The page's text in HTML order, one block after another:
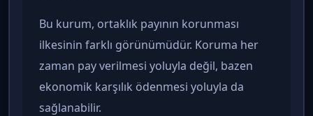
Bu kurum, ortaklık payının korunması
ilkesinin farklı görünümüdür. Koruma her
zaman pay verilmesi yoluyla değil, bazen
ekonomik karşılık ödenmesi yoluyla da
sağlanabilir.